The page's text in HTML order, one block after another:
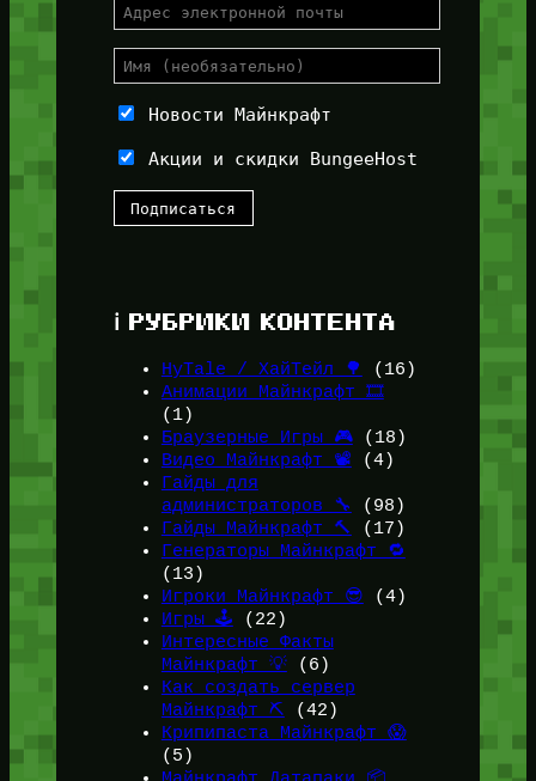
Новости Майнкрафт
Акции и скидки BungeeHost
ℹ️ РУБРИКИ КОНТЕНТА
HyTale / ХайТейл 🌳
(16)
Анимации Майнкрафт 🎞️
(1)
Браузерные Игры 🎮(18)
Видео Майнкрафт 📽️ (4)
Гайды для
администраторов 🔧
(98)
Гайды Майнкрафт 🔨
(17)
Генераторы Майнкрафт 🔁
(13)
Игроки Майнкрафт 😎 (4)
Игры 🕹️ (22)
Интересные Факты
Майнкрафт 💡(6)
Как создать сервер
Майнкрафт ⛏️ (42)
Крипипаста Майнкрафт 😱
(5)